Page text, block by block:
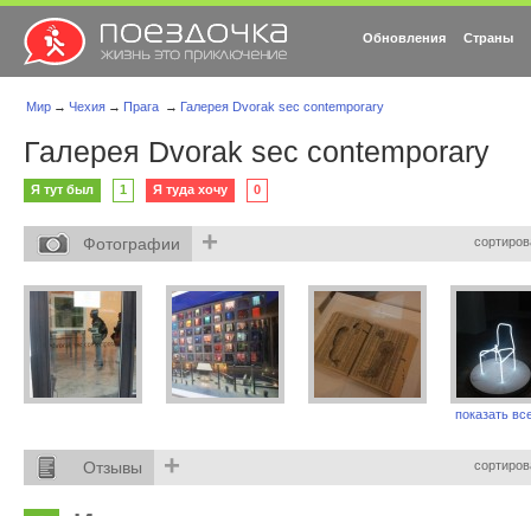
Обновления Страны
Мир → Чехия → Прага → Галерея Dvorak sec contemporary
Галерея Dvorak sec contemporary
Я тут был 1 Я туда хочу 0
Фотографии +
показать
Отзывы +